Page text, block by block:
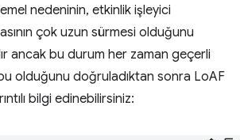
nedeninin, etkinlik işleyici
çok uzun sürmesi olduğunu
ancak bu durum her zaman geçerli
olduğunu doğruladıktan sonra LoAF
bilgi edinebilirsiniz: